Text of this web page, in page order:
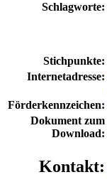
Schlagworte:
Stichpunkte:
Internetadresse:
Förderkennzeichen:
Dokument zum
Download:
Kontakt: